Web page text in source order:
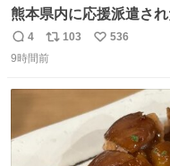
熊本県内に応援派遣さ
ールを通じて車中泊者
は、福岡県警察の特別
す。こまめな水分・塩
年熊本地震 #福岡県警察
返
信
4
リ
ポ
数
103
い
数
536
9時間前